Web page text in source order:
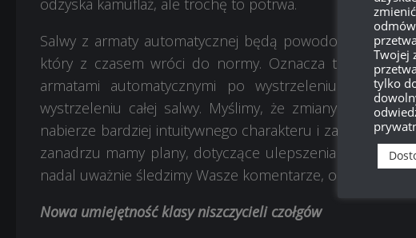
odzyska kamuflaż, ale trochę to potrwa.
Salwy z armaty automatycznej będą powodowały przy
który z czasem wróci do normy. Oznacza to, że
armatami automatycznymi po wystrzeleniu kilku
wystrzeleniu całej salwy. Myślimy, że zmiany te
nabierze bardziej intuitywnego charakteru i zachęci do
zanadrzu mamy plany, dotyczące ulepszenia mechaniki
nadal uważnie śledzimy Wasze komentarze, odnoszące
Nowa umiejętność klasy niszczycieli czołgów
Twojej
tylko